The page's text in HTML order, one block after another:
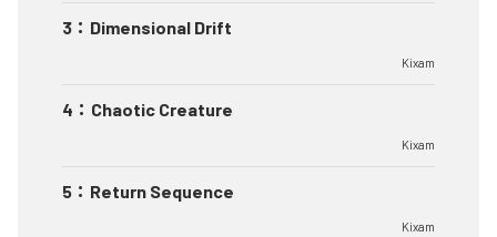
3 ： Dimensional Drift
Kixam
4 ： Chaotic Creature
Kixam
5 ： Return Sequence
Kixam